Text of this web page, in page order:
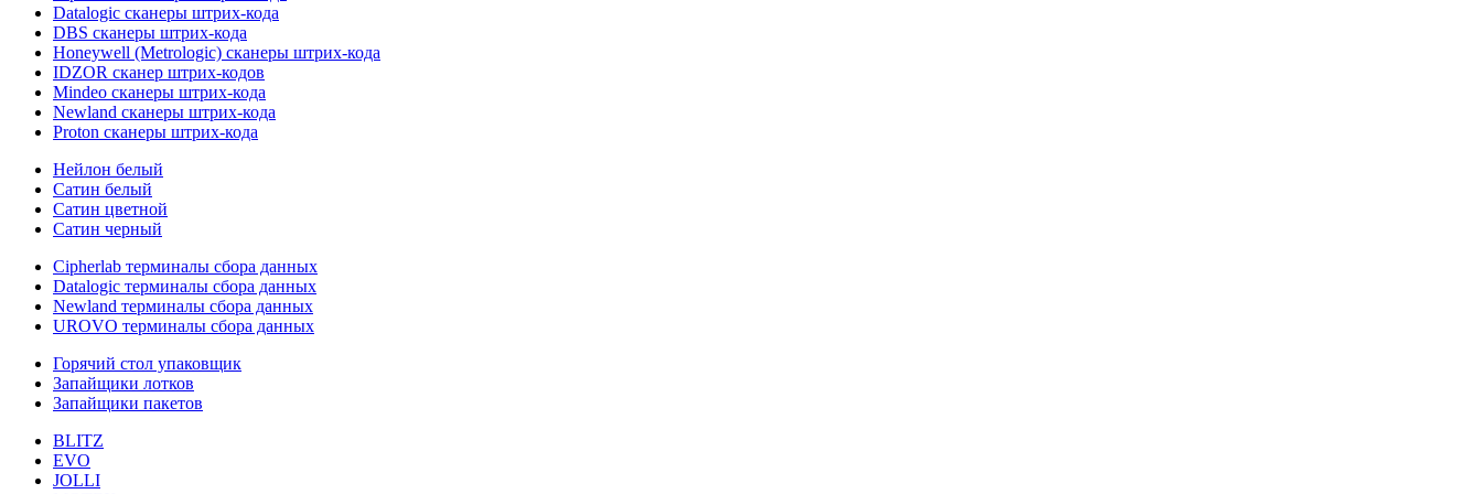
Datalogic сканеры штрих-кода
DBS сканеры штрих-кода
Honeywell (Metrologic) сканеры штрих-кода
IDZOR сканер штрих-кодов
Mindeo сканеры штрих-кода
Newland сканеры штрих-кода
Proton сканеры штрих-кода
Нейлон белый
Сатин белый
Сатин цветной
Сатин черный
Cipherlab терминалы сбора данных
Datalogic терминалы сбора данных
Newland терминалы сбора данных
UROVO терминалы сбора данных
Горячий стол упаковщик
Запайщики лотков
Запайщики пакетов
BLITZ
EVO
JOLLI